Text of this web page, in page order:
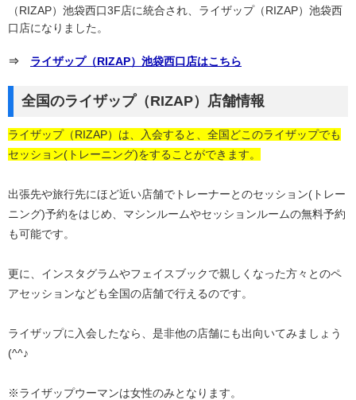
（RIZAP）池袋西口3F店に統合され、ライザップ（RIZAP）池袋西
口店になりました。
⇒ ライザップ（RIZAP）池袋西口店はこちら
全国のライザップ（RIZAP）店舗情報
ライザップ（RIZAP）は、入会すると、全国どこのライザップでも
セッション(トレーニング)をすることができます。
出張先や旅行先にほど近い店舗でトレーナーとのセッション(トレー
ニング)予約をはじめ、マシンルームやセッションルームの無料予約
も可能です。
更に、インスタグラムやフェイスブックで親しくなった方々とのペ
アセッションなども全国の店舗で行えるのです。
ライザップに入会したなら、是非他の店舗にも出向いてみましょう
(^^♪
※ライザップウーマンは女性のみとなります。